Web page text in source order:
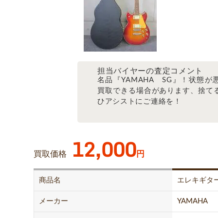
担当バイヤーの査定コメント
名品『YAMAHA SG』！状態が
買取できる場合があります、捨て
ひアシストにご連絡を！
買取価格 12,000円
商品名 エレキギタ
メーカー YAMAHA